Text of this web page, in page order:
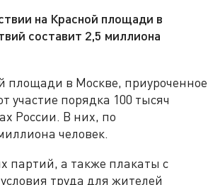
на Красной площади в
составит 2,5 миллиона
площади в Москве, приуроченное
порядка 100 тысяч
России. В них, по
человек.
партий, а также плакаты с
труда для жителей